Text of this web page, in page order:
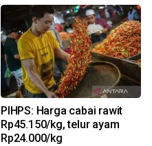
PIHPS: Harga cabai rawit
Rp45.150/kg, telur ayam
Rp24.000/kg